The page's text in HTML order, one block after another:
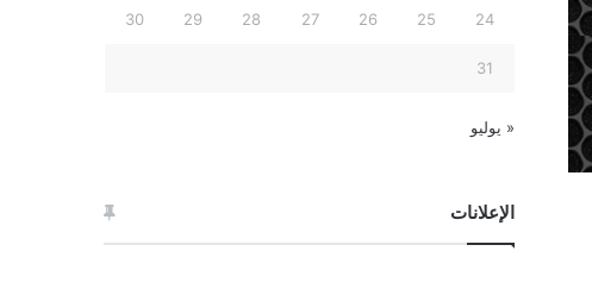
24
25
26
27
28
29
30
31
« يوليو
الإعلانات